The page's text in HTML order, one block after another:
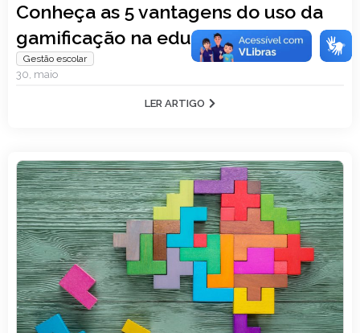
Conheça as 5 vantagens do uso da
gamificação na educação
Gestão escolar
30, maio
LER ARTIGO